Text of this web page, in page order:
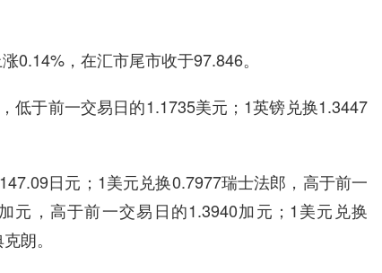
，在汇市尾市收于97.846。
于前一交易日的1.1735美元；1英镑兑换1.3447
日元；1美元兑换0.7977瑞士法郎，高于前一
元，高于前一交易日的1.3940加元；1美元兑换
朗。